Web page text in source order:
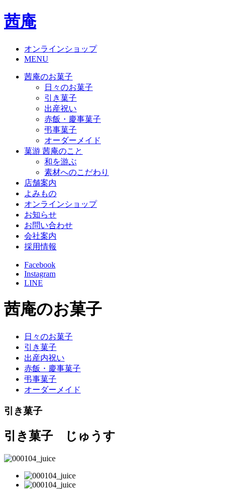
茜庵
オンラインショップ
MENU
茜庵のお菓子
日々のお菓子
引き菓子
出産祝い
赤飯・慶事菓子
弔事菓子
オーダーメイド
菓游 茜庵のこと
和を游ぶ
素材へのこだわり
店舗案内
よみもの
オンラインショップ
お知らせ
お問い合わせ
会社案内
採用情報
Facebook
Instagram
LINE
茜庵のお菓子
日々のお菓子
引き菓子
出産内祝い
赤飯・慶事菓子
弔事菓子
オーダーメイド
引き菓子
引き菓子 じゅうす